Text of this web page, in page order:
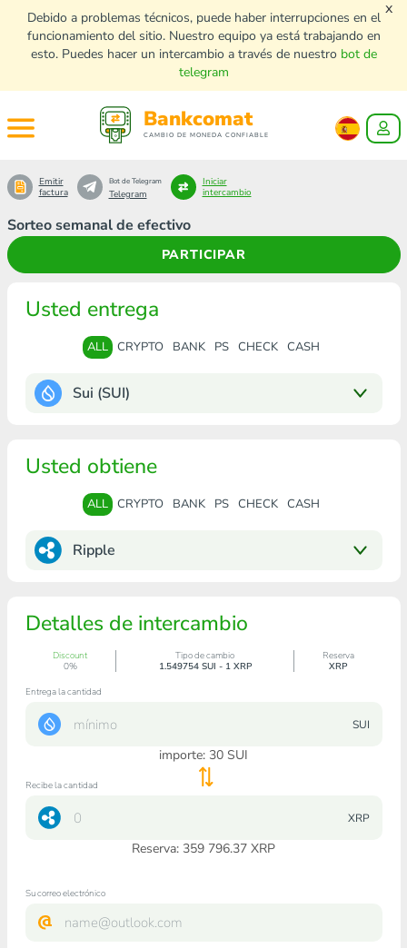
Debido a problemas técnicos, puede haber interrupciones en el
funcionamiento del sitio. Nuestro equipo ya está trabajando en
esto. Puedes hacer un intercambio a través de nuestro bot de
telegram
x
Bankcomat
CAMBIO DE MONEDA CONFIABLE
Sorteo semanal de efectivo
PARTICIPAR
Emitir
factura
Bot de Telegram
Telegram
Iniciar
intercambio
Usted entrega
ALL CRYPTO BANK PS CHECK CASH
Sui (SUI)
Usted obtiene
ALL CRYPTO BANK PS CHECK CASH
Ripple
Detalles de intercambio
Discount
0%
Tipo de cambio
1.549754 SUI - 1 XRP
Reserva
XRP
Entrega la cantidad
SUI
importe: 30 SUI
Recibe la cantidad
XRP
Reserva: 359 796.37 XRP
Su correo electrónico